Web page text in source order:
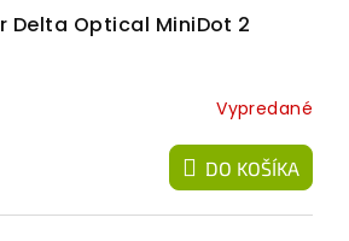
Delta Optical MiniDot 2
Vypredané
DO KOŠÍKA